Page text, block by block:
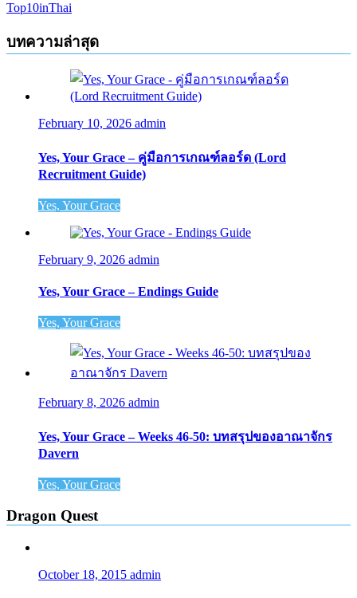
Top10inThai
บทความล่าสุด
February 10, 2026 admin
Yes, Your Grace – คู่มือการเกณฑ์ลอร์ด (Lord
Recruitment Guide)
Yes, Your Grace
February 9, 2026 admin
Yes, Your Grace – Endings Guide
Yes, Your Grace
February 8, 2026 admin
Yes, Your Grace – Weeks 46-50: บทสรุปของอาณาจักร
Davern
Yes, Your Grace
Dragon Quest
October 18, 2015 admin